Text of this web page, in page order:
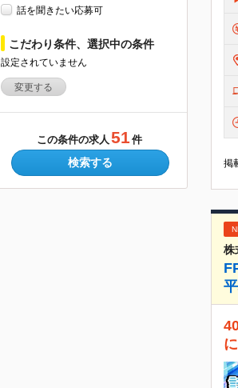
話を聞きたい応募可
こだわり条件、選択中の条件
設定されていません
変更する
この条件の求人 51 件
検索する 掲
株